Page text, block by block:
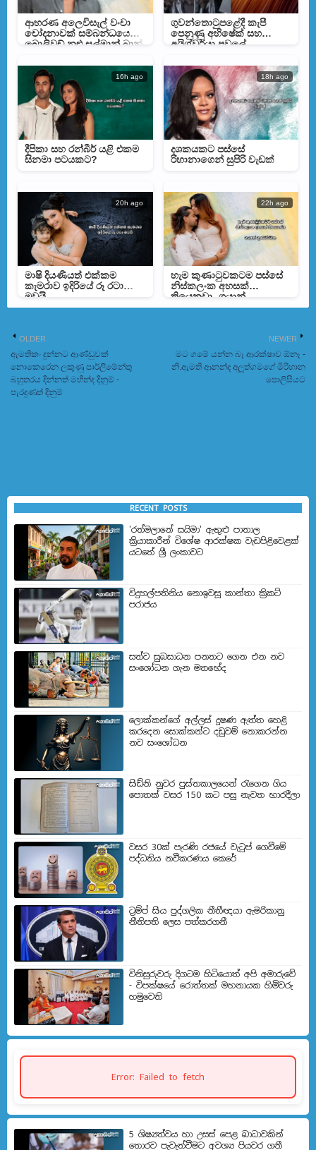
ආභරණ අලෙවිසැල් වංචා
චෝදනාවක් සම්බන්ධයෙන්
බොලිවුඩ් නළු සල්මාන් ඛාන්
ගුවන්තොටුපළේදී කැපී
පෙනුණු අභිෂේක් සහ
අයිශ්වර්යා පවුලේ
16h ago
දීපිකා සහ රන්බීර් යළි එකම
සිනමා පටයකට?
18h ago
දශකයකට පස්සේ
රිහානාගෙන් සුපිරි වැඩක්
20h ago
මාෂි දියණියත් එක්කම
කැමරාව ඉදිරියේ රූ රටා
මවයි
22h ago
හැම කුණාටුවකටම පස්සේ
නිස්කලංක අහසක්
තියෙනවා- ගයාන්
ගුණවර්ධන
NEWER
මට ගමේ යන්න බෑ ආරක්ෂාව ඕනෑ -
නි.ඇමති ආනන්ද අලුත්ගමගේ මිරිහාන
පොලිසියට
OLDER
ඇමතිකං දුන්නට ආණ්ඩුවක්
නොකෙරෙන ලකුණු පාර්ලිමේන්තු
බහුතරය දින්නත් මහින්ද දිනුම් -
පැරදුණත් දිනුම්
RECENT POSTS
'රත්මලානේ සයිමා' ඇතුළු පාතාල
ක්‍රියාකාරීන් විශේෂ ආරක්ෂක වැඩපිළිවෙළක්
යටතේ ශ්‍රී ලංකාවට
විදුහල්පතිනිය නොඉවසූ කාන්තා ක්‍රිකට්
පරාජය
සත්ව සුබසාධන පනතට ගෙන එන නව
සංශෝධන ගැන මතභේ​ද
ලොක්කන්ගේ අල්ලස් දූෂණ ඇත්ත හෙළි
කරදෙන සොක්කන්ට දඩුවම් නොකරන්න
නව සංශෝධන
සිඩ්නි නුවර පුස්තකාලයෙන් රැගෙන ගිය
පොතක් වසර 150 කට පසු නැවත භාරදීලා
වසර 30ක් පැරණි රජයේ වැටුප් ගෙවීමේ
පද්ධතිය නවීකරණය කෙරේ
ට්‍රම්ප් සිය පුද්ගලික නීතීඥයා ඇමරිකානු
නීතිපති ලෙස පත්කරගනී
විනිසුරුවරු දිගටම හිටියොත් අපි අමාරුවේ
- විපක්ෂයේ රොත්තක් මහනායක හිමිවරු
හමුවෙති
Error: Failed to fetch
5 ශිෂ්‍යත්වය හා උසස් පෙළ බාධාවකින්
තොරව පැවැත්වීමට අවශ්‍ය පියවර ගනී